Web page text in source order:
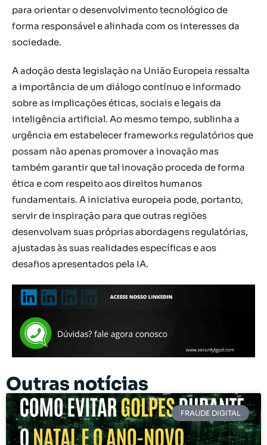
para orientar o desenvolvimento tecnológico de
forma responsável e alinhada com os interesses da
sociedade.
A adoção desta legislação na União Europeia ressalta
a importância de um diálogo contínuo e informado
sobre as implicações éticas, sociais e legais da
inteligência artificial. Ao mesmo tempo, sublinha a
urgência em estabelecer frameworks regulatórios que
possam não apenas promover a inovação mas
também garantir que tal inovação proceda de forma
ética e com respeito aos direitos humanos
fundamentais. A iniciativa europeia pode, portanto,
servir de inspiração para que outras regiões
desenvolvam suas próprias abordagens regulatórias,
ajustadas às suas realidades específicas e aos
desafios apresentados pela IA.
Outras notícias
FRAUDE DIGITAL